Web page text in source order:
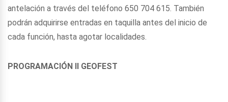
antelación a través del teléfono 650 704 615. También
podrán adquirirse entradas en taquilla antes del inicio de
cada función, hasta agotar localidades.
PROGRAMACIÓN II GEOFEST